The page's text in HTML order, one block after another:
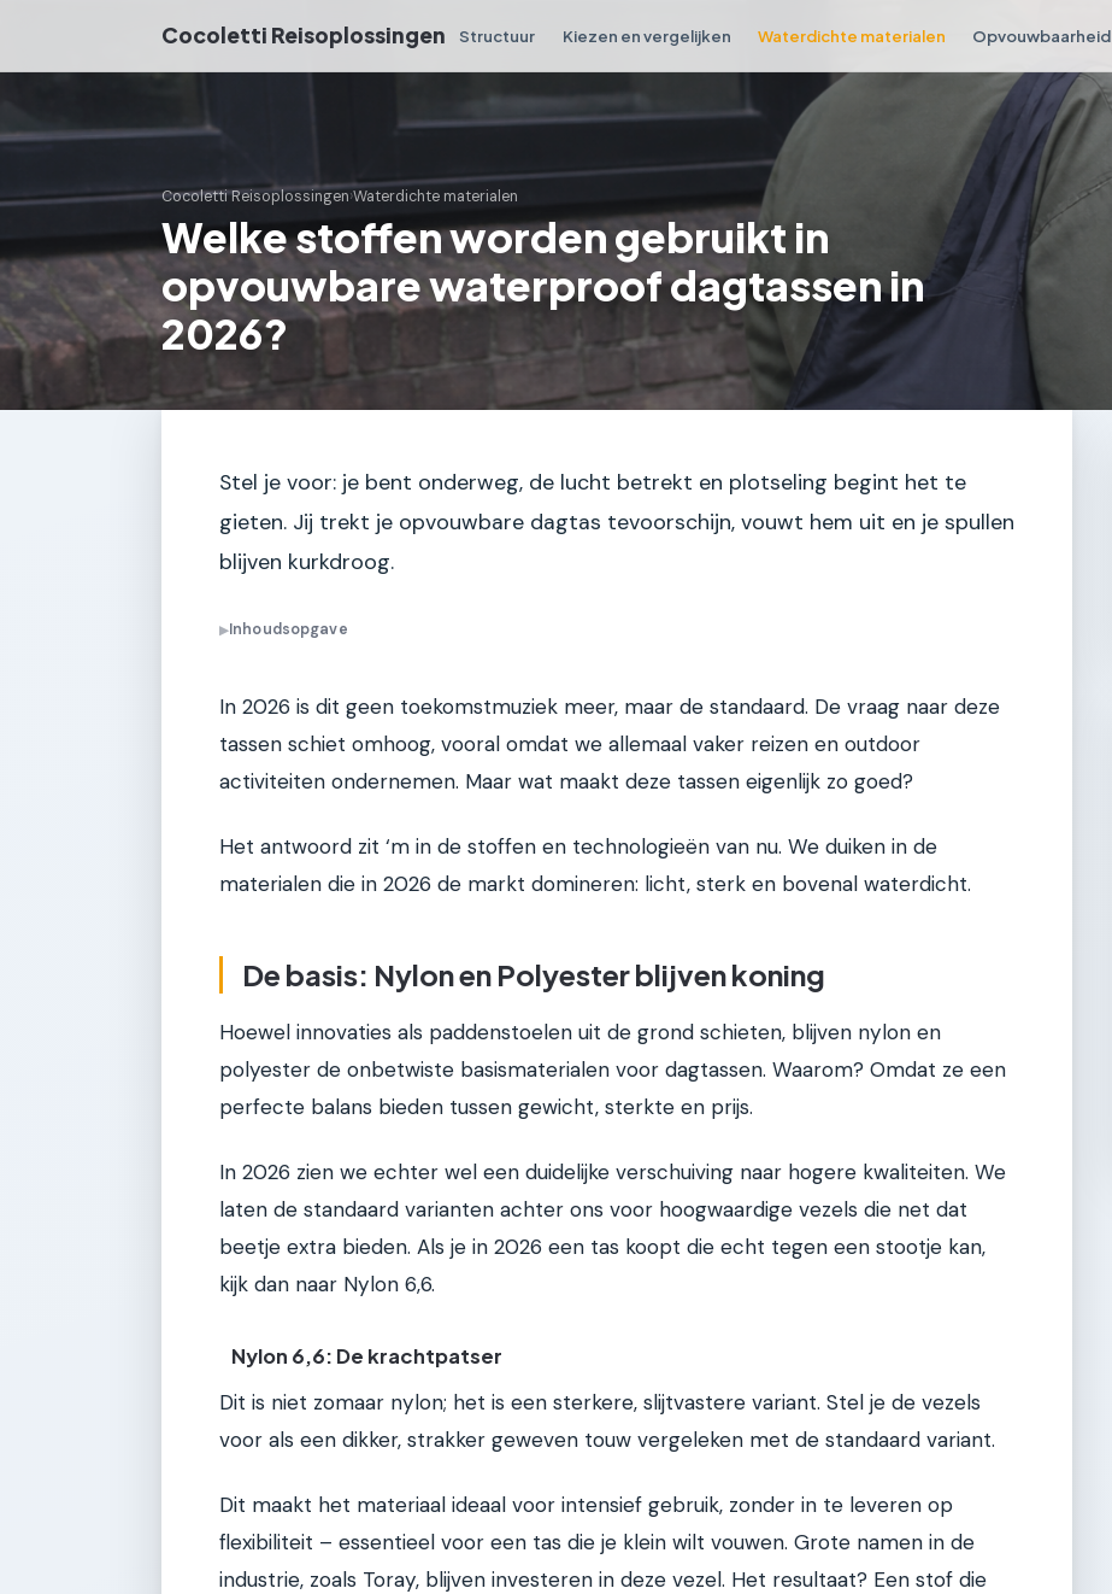
Cocoletti Reisoplossingen Structuur Kiezen en vergelijken Waterdichte materialen Opvouwbaarheid
Cocoletti Reisoplossingen›Waterdichte materialen
Welke stoffen worden gebruikt in
opvouwbare waterproof dagtassen in
2026?
Stel je voor: je bent onderweg, de lucht betrekt en plotseling begint het te
gieten. Jij trekt je opvouwbare dagtas tevoorschijn, vouwt hem uit en je spullen
blijven kurkdroog.
▶Inhoudsopgave
In 2026 is dit geen toekomstmuziek meer, maar de standaard. De vraag naar deze
tassen schiet omhoog, vooral omdat we allemaal vaker reizen en outdoor
activiteiten ondernemen. Maar wat maakt deze tassen eigenlijk zo goed?
Het antwoord zit ‘m in de stoffen en technologieën van nu. We duiken in de
materialen die in 2026 de markt domineren: licht, sterk en bovenal waterdicht.
De basis: Nylon en Polyester blijven koning
Hoewel innovaties als paddenstoelen uit de grond schieten, blijven nylon en
polyester de onbetwiste basismaterialen voor dagtassen. Waarom? Omdat ze een
perfecte balans bieden tussen gewicht, sterkte en prijs.
In 2026 zien we echter wel een duidelijke verschuiving naar hogere kwaliteiten. We
laten de standaard varianten achter ons voor hoogwaardige vezels die net dat
beetje extra bieden. Als je in 2026 een tas koopt die echt tegen een stootje kan,
kijk dan naar Nylon 6,6.
Nylon 6,6: De krachtpatser
Dit is niet zomaar nylon; het is een sterkere, slijtvastere variant. Stel je de vezels
voor als een dikker, strakker geweven touw vergeleken met de standaard variant.
Dit maakt het materiaal ideaal voor intensief gebruik, zonder in te leveren op
flexibiliteit – essentieel voor een tas die je klein wilt vouwen. Grote namen in de
industrie, zoals Toray, blijven investeren in deze vezel. Het resultaat? Een stof die